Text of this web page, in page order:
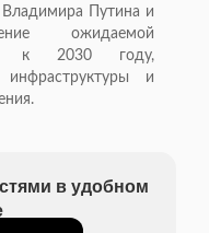
Путина и
ожидаемой
к 2030 году,
и
в удобном